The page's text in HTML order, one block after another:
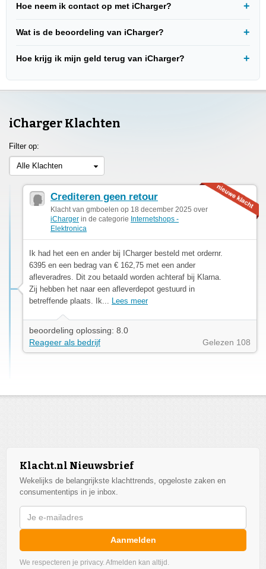
Hoe neem ik contact op met iCharger?
Wat is de beoordeling van iCharger?
Hoe krijg ik mijn geld terug van iCharger?
iCharger Klachten
Filter op:
Alle Klachten
Crediteren geen retour
Klacht van gmboelen op 18 december 2025 over
iCharger in de categorie Internetshops -
Elektronica
Ik had het een en ander bij ICharger besteld met ordernr.
6395 en een bedrag van € 162,75 met een ander
afleveradres. Dit zou betaald worden achteraf bij Klarna.
Zij hebben het naar een afleverdepot gestuurd in
betreffende plaats. Ik... Lees meer
beoordeling oplossing: 8.0
Reageer als bedrijf
Gelezen 108
Klacht.nl Nieuwsbrief
Wekelijks de belangrijkste klachttrends, opgeloste zaken en
consumententips in je inbox.
Aanmelden
We respecteren je privacy. Afmelden kan altijd.